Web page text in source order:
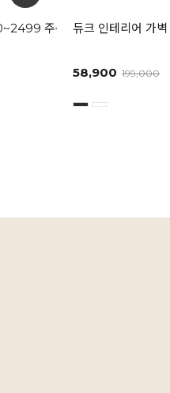
주문제작 상품
듀크 인테리어 가
58,900 199,000